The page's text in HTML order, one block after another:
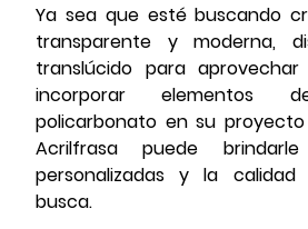
Ya sea que esté buscando
transparente y moderna,
translúcido para
incorporar elementos
policarbonato en su
Acrilfrasa puede
personalizadas y la calidad
busca.